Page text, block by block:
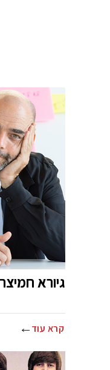
גיורא
קרא עוד